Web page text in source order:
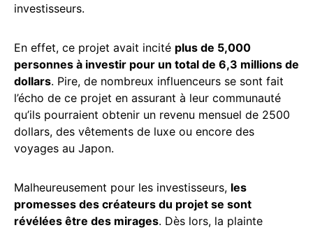
investisseurs.
En effet, ce projet avait incité plus de 5,000
personnes à investir pour un total de 6,3 millions de
dollars. Pire, de nombreux influenceurs se sont fait
l’écho de ce projet en assurant à leur communauté
qu’ils pourraient obtenir un revenu mensuel de 2500
dollars, des vêtements de luxe ou encore des
voyages au Japon.
Malheureusement pour les investisseurs, les
promesses des créateurs du projet se sont
révélées être des mirages. Dès lors, la plainte